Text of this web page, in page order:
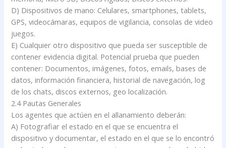
D) Dispositivos de mano: Celulares, smartphones, tablets,
GPS, videocámaras, equipos de vigilancia, consolas de video
juegos.
E) Cualquier otro dispositivo que pueda ser susceptible de
contener evidencia digital. Potencial prueba que pueden
contener: Documentos, imágenes, fotos, emails, bases de
datos, información financiera, historial de navegación, log
de los chats, discos externos, geo localización.
2.4 Pautas Generales
Los agentes que actúen en el allanamiento deberán:
A) Fotografiar el estado en el que se encuentra el
dispositivo y documentar, el estado en el que se lo encontró